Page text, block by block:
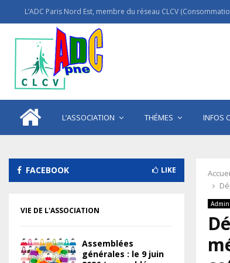
L’ADC Paris Nord Est, membre du réseau CLCV
L’ASSOCIATION THÉMES INFOS
FACEBOOK LIKE
VIE DE L'ASSOCIATION
Assemblées
générales : le 9 juin